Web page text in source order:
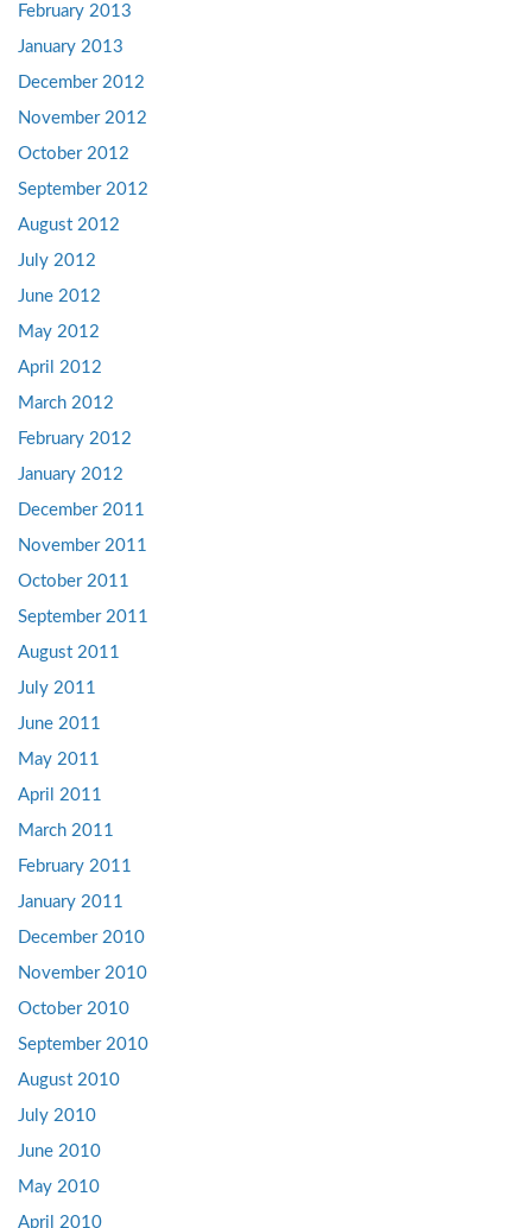
February 2013
January 2013
December 2012
November 2012
October 2012
September 2012
August 2012
July 2012
June 2012
May 2012
April 2012
March 2012
February 2012
January 2012
December 2011
November 2011
October 2011
September 2011
August 2011
July 2011
June 2011
May 2011
April 2011
March 2011
February 2011
January 2011
December 2010
November 2010
October 2010
September 2010
August 2010
July 2010
June 2010
May 2010
April 2010